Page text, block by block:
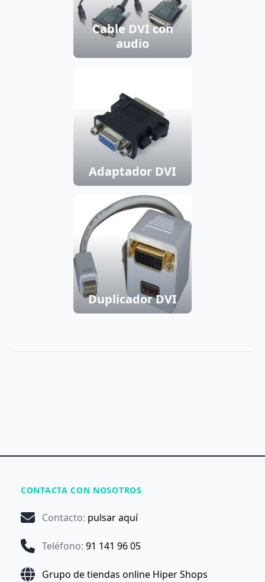
Cable DVI con
audio
Adaptador DVI
Duplicador DVI
CONTACTA CON NOSOTROS
Contacto: pulsar aquí
Teléfono: 91 141 96 05
Grupo de tiendas online Hiper Shops